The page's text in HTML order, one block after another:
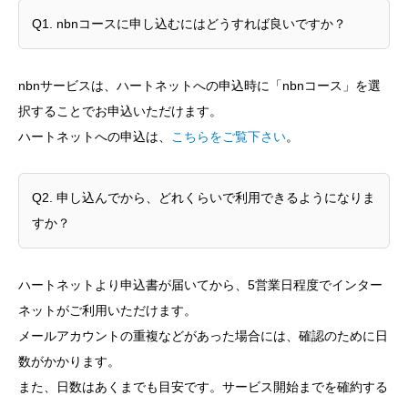
Q1. nbnコースに申し込むにはどうすれば良いですか？
nbnサービスは、ハートネットへの申込時に「nbnコース」を選
択することでお申込いただけます。
ハートネットへの申込は、
こちらをご覧下さい。
Q2. 申し込んでから、どれくらいで利用できるようになりま
すか？
ハートネットより申込書が届いてから、5営業日程度でインター
ネットがご利用いただけます。
メールアカウントの重複などがあった場合には、確認のために日
数がかかります。
また、日数はあくまでも目安です。サービス開始までを確約する